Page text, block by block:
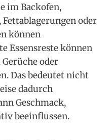
im Backofen,
oder
können
Essensreste können
oder
Das bedeutet nicht
dadurch
Geschmack,
beeinflussen.